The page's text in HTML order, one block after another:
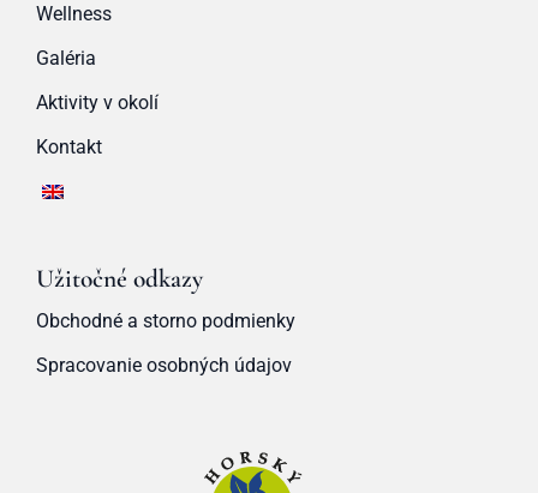
Wellness
Galéria
Aktivity v okolí
Kontakt
Užitočné odkazy
Obchodné a storno podmienky
Spracovanie osobných údajov